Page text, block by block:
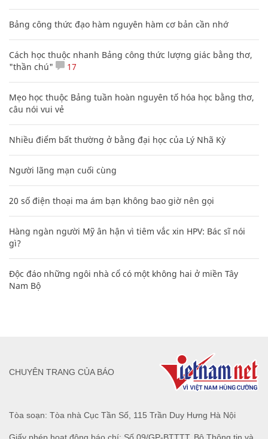
Bảng công thức đạo hàm nguyên hàm cơ bản cần nhớ
Cách học thuộc nhanh Bảng công thức lượng giác bằng thơ,
"thần chú"
17
Mẹo học thuộc Bảng tuần hoàn nguyên tố hóa học bằng thơ,
câu nói vui vẻ
Nhiều điểm bất thường ở bằng đại học của Lý Nhã Kỳ
Người lãng mạn cuối cùng
20 số điện thoại ma ám bạn không bao giờ nên gọi
Hàng ngàn người Mỹ ân hận vì tiêm vắc xin HPV: Bác sĩ nói
gì?
Độc đáo những ngôi nhà cổ có một không hai ở miền Tây
Nam Bộ
Tòa soạn: Tòa nhà Cục Tần Số, 115 Trần Duy Hưng Hà Nội
CHUYÊN TRANG CỦA BÁO